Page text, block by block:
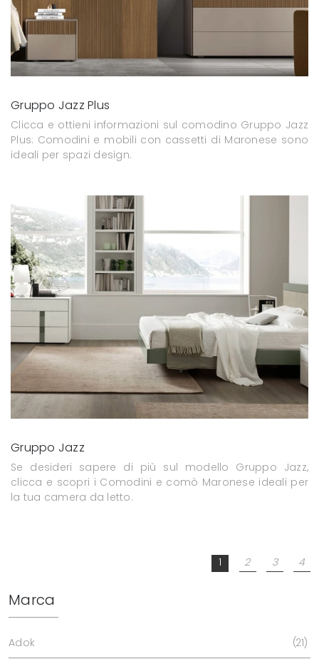
Gruppo Jazz Plus
Clicca e ottieni informazioni sul comodino Gruppo Jazz
Plus: Comodini e mobili con cassetti di Maronese sono
ideali per spazi design.
Gruppo Jazz
Se desideri sapere di più sul modello Gruppo Jazz,
clicca e scopri i Comodini e comò Maronese ideali per
la tua camera da letto.
1 2 3 4
Marca
Adok 21